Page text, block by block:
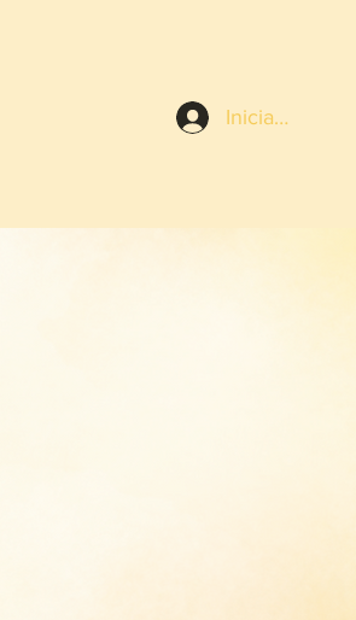
Iniciar sesión